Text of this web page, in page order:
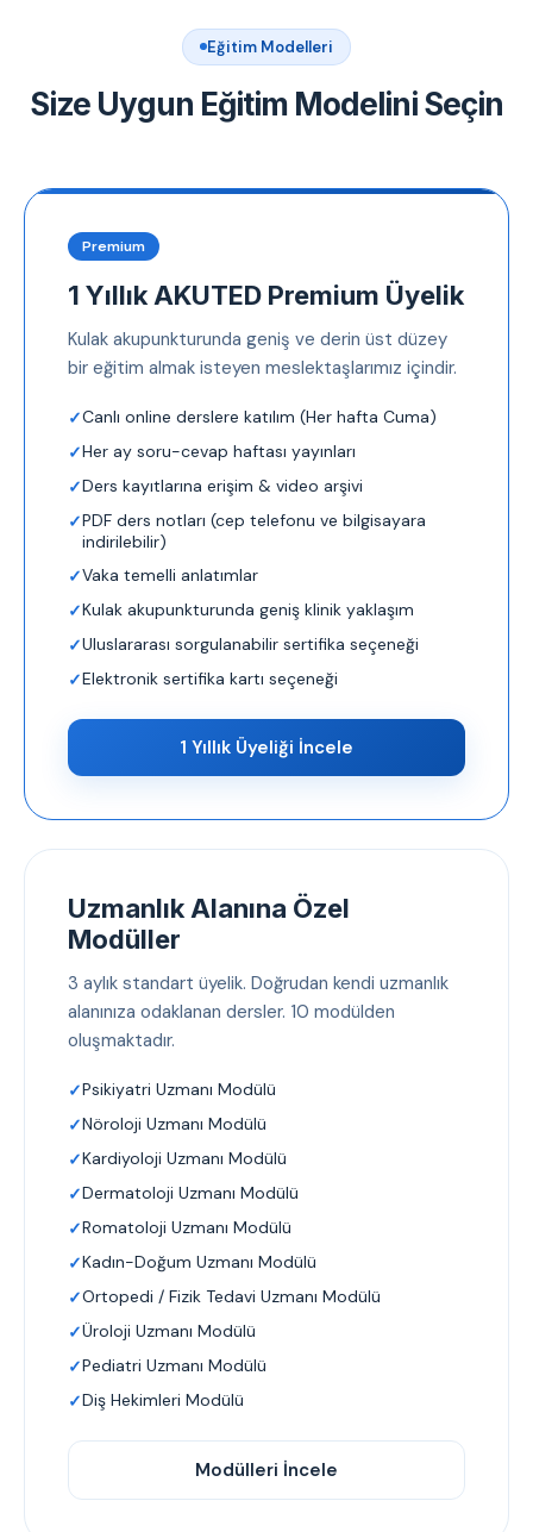
Eğitim Modelleri
Size Uygun Eğitim Modelini Seçin
Premium
1 Yıllık AKUTED Premium Üyelik
Kulak akupunkturunda geniş ve derin üst düzey
bir eğitim almak isteyen meslektaşlarımız içindir.
Canlı online derslere katılım (Her hafta Cuma)
Her ay soru-cevap haftası yayınları
Ders kayıtlarına erişim & video arşivi
PDF ders notları (cep telefonu ve bilgisayara
indirilebilir)
Vaka temelli anlatımlar
Kulak akupunkturunda geniş klinik yaklaşım
Uluslararası sorgulanabilir sertifika seçeneği
Elektronik sertifika kartı seçeneği
1 Yıllık Üyeliği İncele
Uzmanlık Alanına Özel
Modüller
3 aylık standart üyelik. Doğrudan kendi uzmanlık
alanınıza odaklanan dersler. 10 modülden
oluşmaktadır.
Psikiyatri Uzmanı Modülü
Nöroloji Uzmanı Modülü
Kardiyoloji Uzmanı Modülü
Dermatoloji Uzmanı Modülü
Romatoloji Uzmanı Modülü
Kadın-Doğum Uzmanı Modülü
Ortopedi / Fizik Tedavi Uzmanı Modülü
Üroloji Uzmanı Modülü
Pediatri Uzmanı Modülü
Diş Hekimleri Modülü
Modülleri İncele